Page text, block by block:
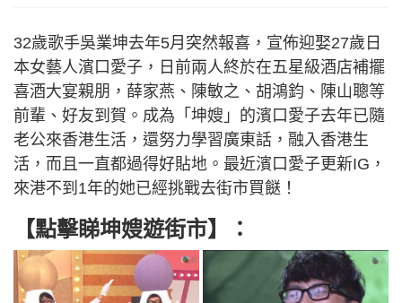
32歲歌手吳業坤去年5月突然報喜，宣佈迎娶27歲日
本女藝人濱口愛子，日前兩人終於在五星級酒店補擺
喜酒大宴親朋，薛家燕、陳敏之、胡鴻鈞、陳山聰等
前輩、好友到賀。成為「坤嫂」的濱口愛子去年已隨
老公來香港生活，還努力學習廣東話，融入香港生
活，而且一直都過得好貼地。最近濱口愛子更新IG，
來港不到1年的她已經挑戰去街市買餸！
【點擊睇坤嫂遊街市】：